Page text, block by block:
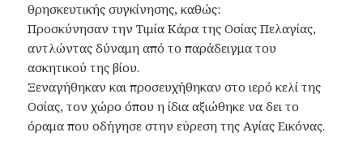
θρησκευτικής συγκίνησης, καθώς:
​Προσκύνησαν την Τιμία Κάρα της Οσίας Πελαγίας,
αντλώντας δύναμη από το παράδειγμα του
ασκητικού της βίου.
​Ξεναγήθηκαν και προσευχήθηκαν στο ιερό κελί της
Οσίας, τον χώρο όπου η ίδια αξιώθηκε να δει το
όραμα που οδήγησε στην εύρεση της Αγίας Εικόνας.